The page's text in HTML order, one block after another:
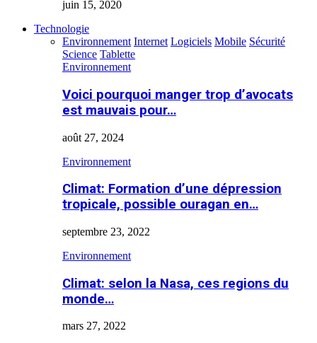
juin 15, 2020
Technologie
Environnement Internet Logiciels Mobile Sécurité
Science Tablette
Environnement
Voici pourquoi manger trop d’avocats
est mauvais pour…
août 27, 2024
Environnement
Climat: Formation d’une dépression
tropicale, possible ouragan en…
septembre 23, 2022
Environnement
Climat: selon la Nasa, ces regions du
monde…
mars 27, 2022